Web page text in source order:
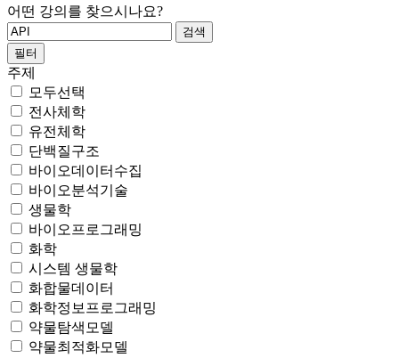
어떤 강의를 찾으시나요?
필터
주제
모두선택
전사체학
유전체학
단백질구조
바이오데이터수집
바이오분석기술
생물학
바이오프로그래밍
화학
시스템 생물학
화합물데이터
화학정보프로그래밍
약물탐색모델
약물최적화모델